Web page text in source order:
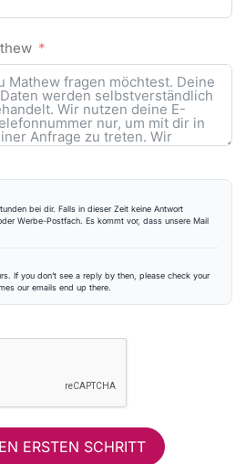
bei dir. Falls in dieser Zeit keine Antwort
Werbe-Postfach. Es kommt vor, dass unsere Mail
If you don’t see a reply by then, please check your
our emails end up there.
ERSTEN SCHRITT